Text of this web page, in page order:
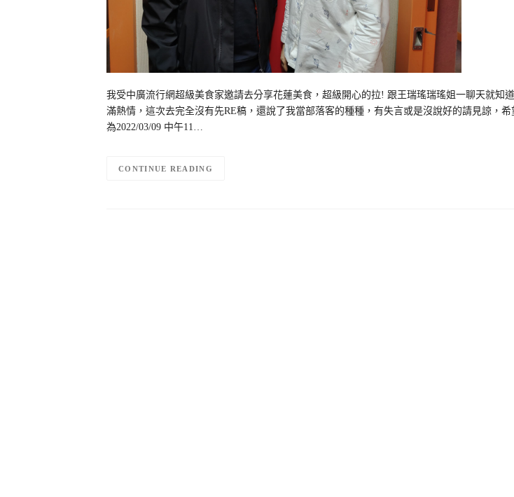
我受中廣流行網超級美食家邀請去分享花蓮美食，超級開心的拉! 跟王瑞瑤瑞瑤姐一聊天就知
滿熱情，這次去完全沒有先RE稿，還說了我當部落客的種種，有失言或是沒說好的請見諒，希
為2022/03/09 中午11…
CONTINUE READING